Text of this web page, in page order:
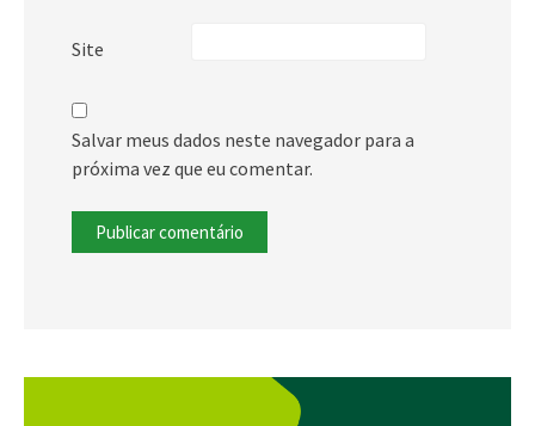
Site
Salvar meus dados neste navegador para a
próxima vez que eu comentar.